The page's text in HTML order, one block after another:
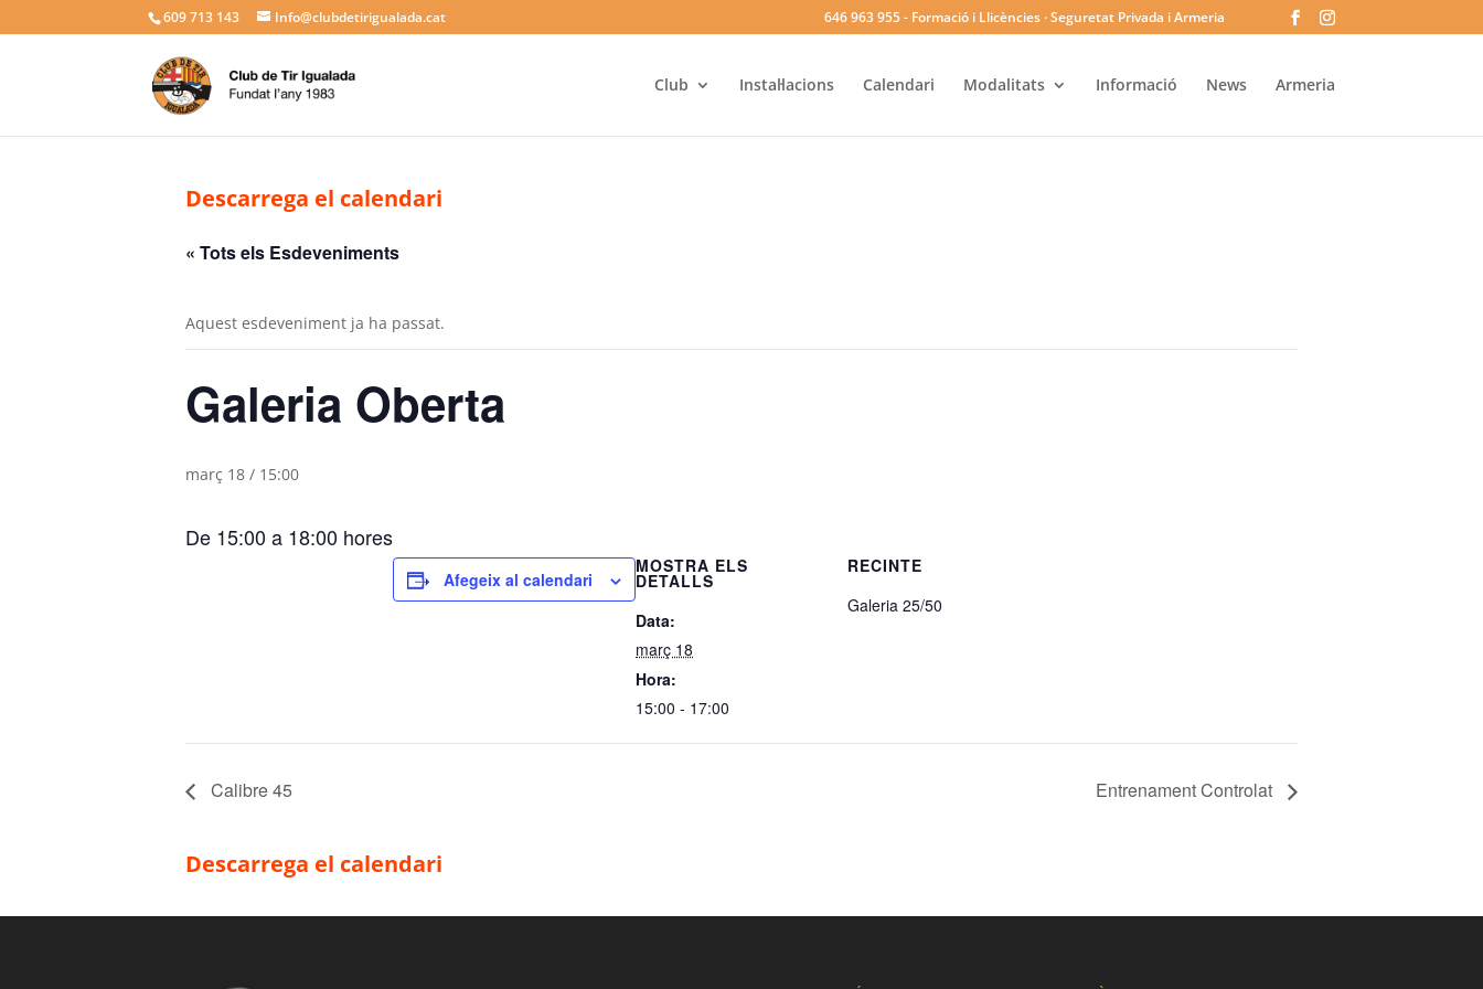
609 713 143 Info@clubdetirigualada.cat 646 963 955- Formació i Llicències · Seguretat Privada i Armeria
Club Instal·lacions Calendari Modalitats Informació News Armeria
Descarrega el calendari
« Tots els Esdeveniments
Aquest esdeveniment ja ha passat.
Galeria Oberta
març 18 / 15:00
De 15:00 a 18:00 hores
Afegeix al calendari
MOSTRA ELS
DETALLS
Data:
març 18
Hora:
15:00 - 17:00
RECINTE
Galeria 25/50
Calibre 45 Entrenament Controlat
Descarrega el calendari